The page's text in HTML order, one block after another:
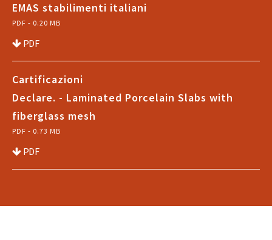
EMAS stabilimenti italiani
PDF - 0.20 MB
PDF
Cartificazioni
Declare. - Laminated Porcelain Slabs with
fiberglass mesh
PDF - 0.73 MB
PDF